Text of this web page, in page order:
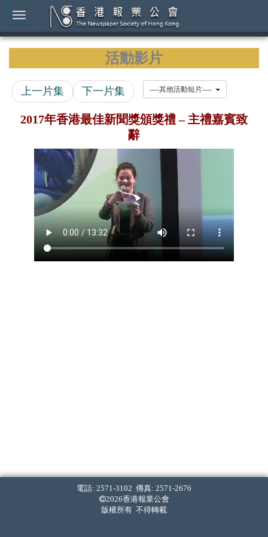
活動影片
上一片集 下一片集
2017年香港最佳新聞獎頒獎禮 – 主禮嘉賓致
辭
電話: 2571-3102 傳真: 2571-2676
2026香港報業公會
版權所有 不得轉載